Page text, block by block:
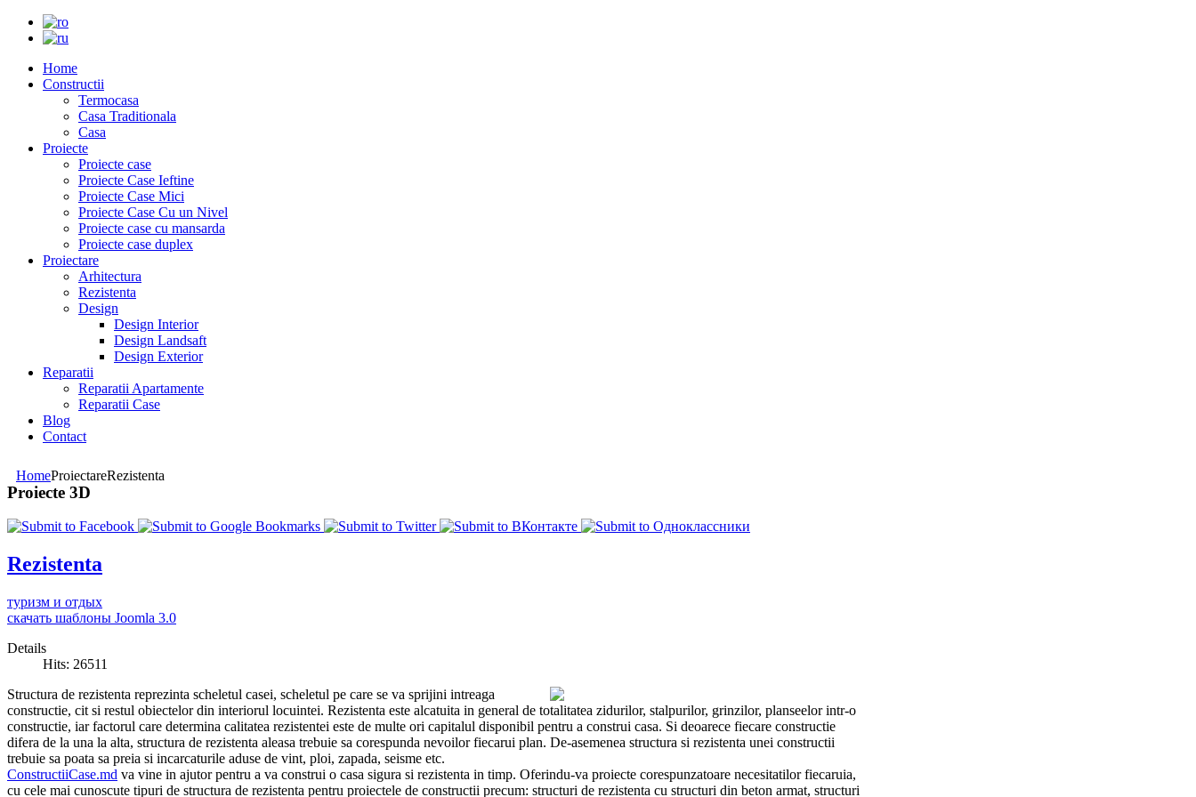
Home
Constructii
Termocasa
Casa Traditionala
Casa
Proiecte
Proiecte case
Proiecte Case Ieftine
Proiecte Case Mici
Proiecte Case Cu un Nivel
Proiecte case cu mansarda
Proiecte case duplex
Proiectare
Arhitectura
Rezistenta
Design
Design Interior
Design Landsaft
Design Exterior
Reparatii
Reparatii Apartamente
Reparatii Case
Blog
Contact
HomeProiectareRezistenta
Proiecte 3D
Rezistenta
туризм и отдых
скачать шаблоны Joomla 3.0
Details
Hits: 26511
Structura de rezistenta reprezinta scheletul casei, scheletul pe care se va sprijini intreaga
constructie, cit si restul obiectelor din interiorul locuintei. Rezistenta este alcatuita in general de totalitatea zidurilor, stalpurilor, grinzilor, planseelor intr-o
constructie, iar factorul care determina calitatea rezistentei este de multe ori capitalul disponibil pentru a construi casa. Si deoarece fiecare constructie
difera de la una la alta, structura de rezistenta aleasa trebuie sa corespunda nevoilor fiecarui plan. De-asemenea structura si rezistenta unei constructii
trebuie sa poata sa preia si incarcaturile aduse de vint, ploi, zapada, seisme etc.
ConstructiiCase.md va vine in ajutor pentru a va construi o casa sigura si rezistenta in timp. Oferindu-va proiecte corespunzatoare necesitatilor fiecaruia,
cu cele mai cunoscute tipuri de structura de rezistenta pentru proiectele de constructii precum: structuri de rezistenta cu structuri din beton armat, structuri